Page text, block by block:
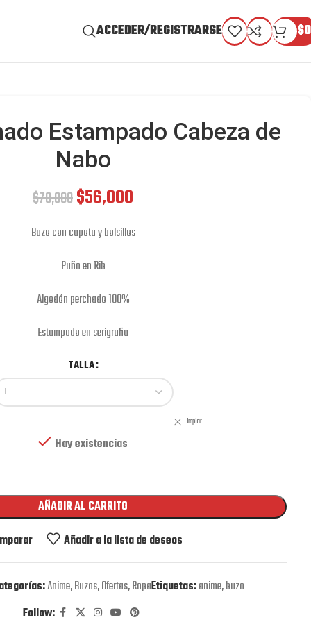
ACCEDER/REGISTRARSE $0
Estampado Cabeza de
Nabo
$70,000$56,000
Buzo con capota y bolsillos
Puño en Rib
Algodón perchado 100%
Estampado en serigrafia
TALLA
Limpiar
Hay existencias
AÑADIR AL CARRITO
Añadir a la lista de deseos
Anime,Buzos,Ofertas,RopaEtiquetas:anime,buzo
Follow: